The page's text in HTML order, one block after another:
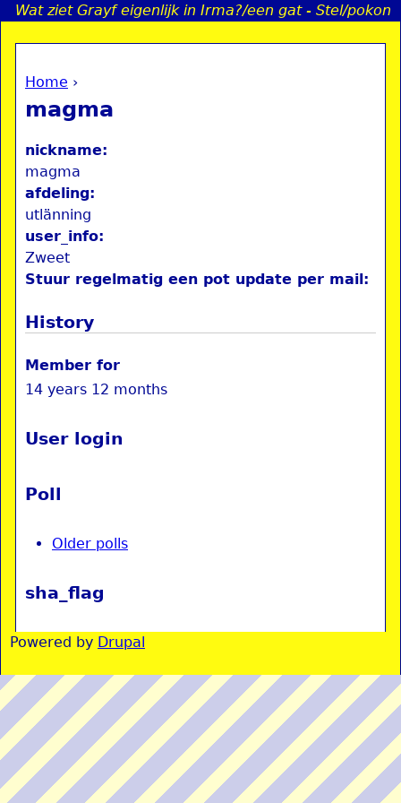
Jump to navigation
Wat ziet Grayf eigenlijk in Irma?/een gat - Stel/pokon
You are here
Home ›
magma
nickname:
magma
afdeling:
utlänning
user_info:
Zweet
Stuur regelmatig een pot update per mail:
History
Member for
14 years 12 months
User login
Poll
Older polls
sha_flag
Powered by Drupal